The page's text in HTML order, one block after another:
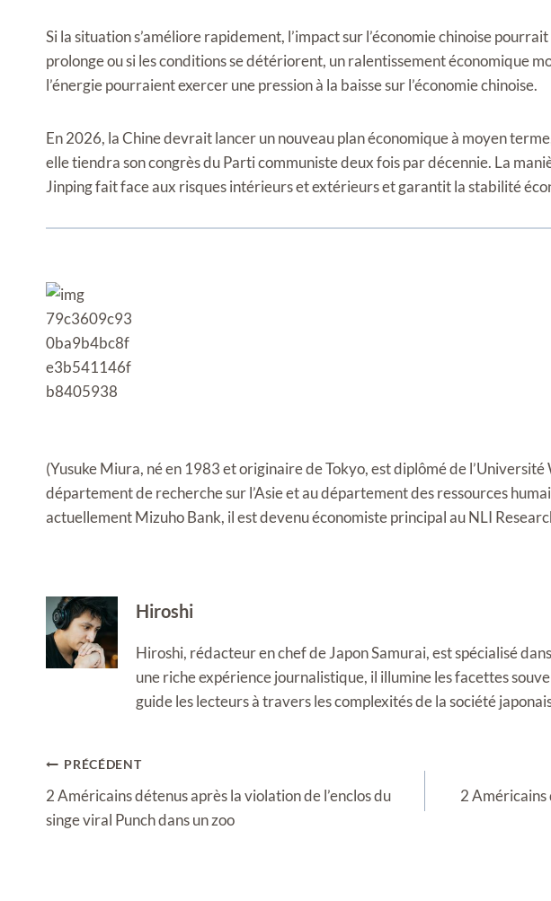
Si la situation s’améliore rapidement, l’impact sur l’économie chinoise
prolonge ou si les conditions se détériorent, un ralentissement économique
l’énergie pourraient exercer une pression à la baisse sur l’économie chinoise.
En 2026, la Chine devrait lancer un nouveau plan économique à moyen
elle tiendra son congrès du Parti communiste deux fois par décennie. La
Jinping fait face aux risques intérieurs et extérieurs et garantit la stabilité
(Yusuke Miura, né en 1983 et originaire de Tokyo, est diplômé de
département de recherche sur l’Asie et au département des ressources
actuellement Mizuho Bank, il est devenu économiste principal au NLI
Hiroshi
Hiroshi, rédacteur en chef de Japon Samurai, est spécialisé
une riche expérience journalistique, il illumine les facettes
guide les lecteurs à travers les complexités de la société
Navigation
de
l’article
PRÉCÉDENT
2 Américains détenus après la violation de l’enclos du
singe viral Punch dans un zoo
2 Américains